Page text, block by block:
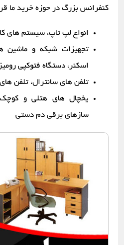
کنفرانس بزرگ در حوزه خرید ما
انواع لپ تاپ، سیستم های
تجهیزات شبکه و ماشین
اسکنر، دستگاه فتوکپی
تلفن های سانترال، تلفن
یخچال های هتلی و
سازهای برقی دم دستی